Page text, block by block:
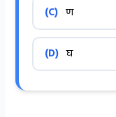
(C) ण
(D) घ